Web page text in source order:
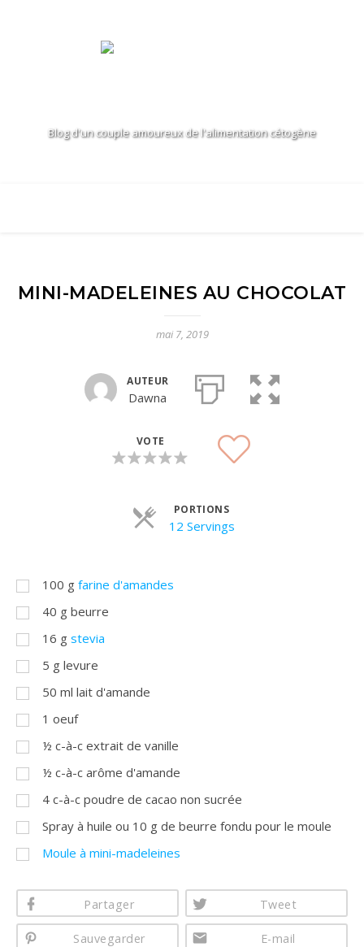
Blog d'un couple amoureux de l'alimentation cétogène
MINI-MADELEINES AU CHOCOLAT
mai 7, 2019
AUTEUR
Dawna
VOTE
PORTIONS
12 ServingsParts
100 g farine d'amandes
40 g beurre
16 g stevia
5 g levure
50 ml lait d'amande
1 oeuf
½ c-à-c extrait de vanille
½ c-à-c arôme d'amande
4 c-à-c poudre de cacao non sucrée
Spray à huile ou 10 g de beurre fondu pour le moule
Moule à mini-madeleines
Partager Tweet
Sauvegarder E-mail